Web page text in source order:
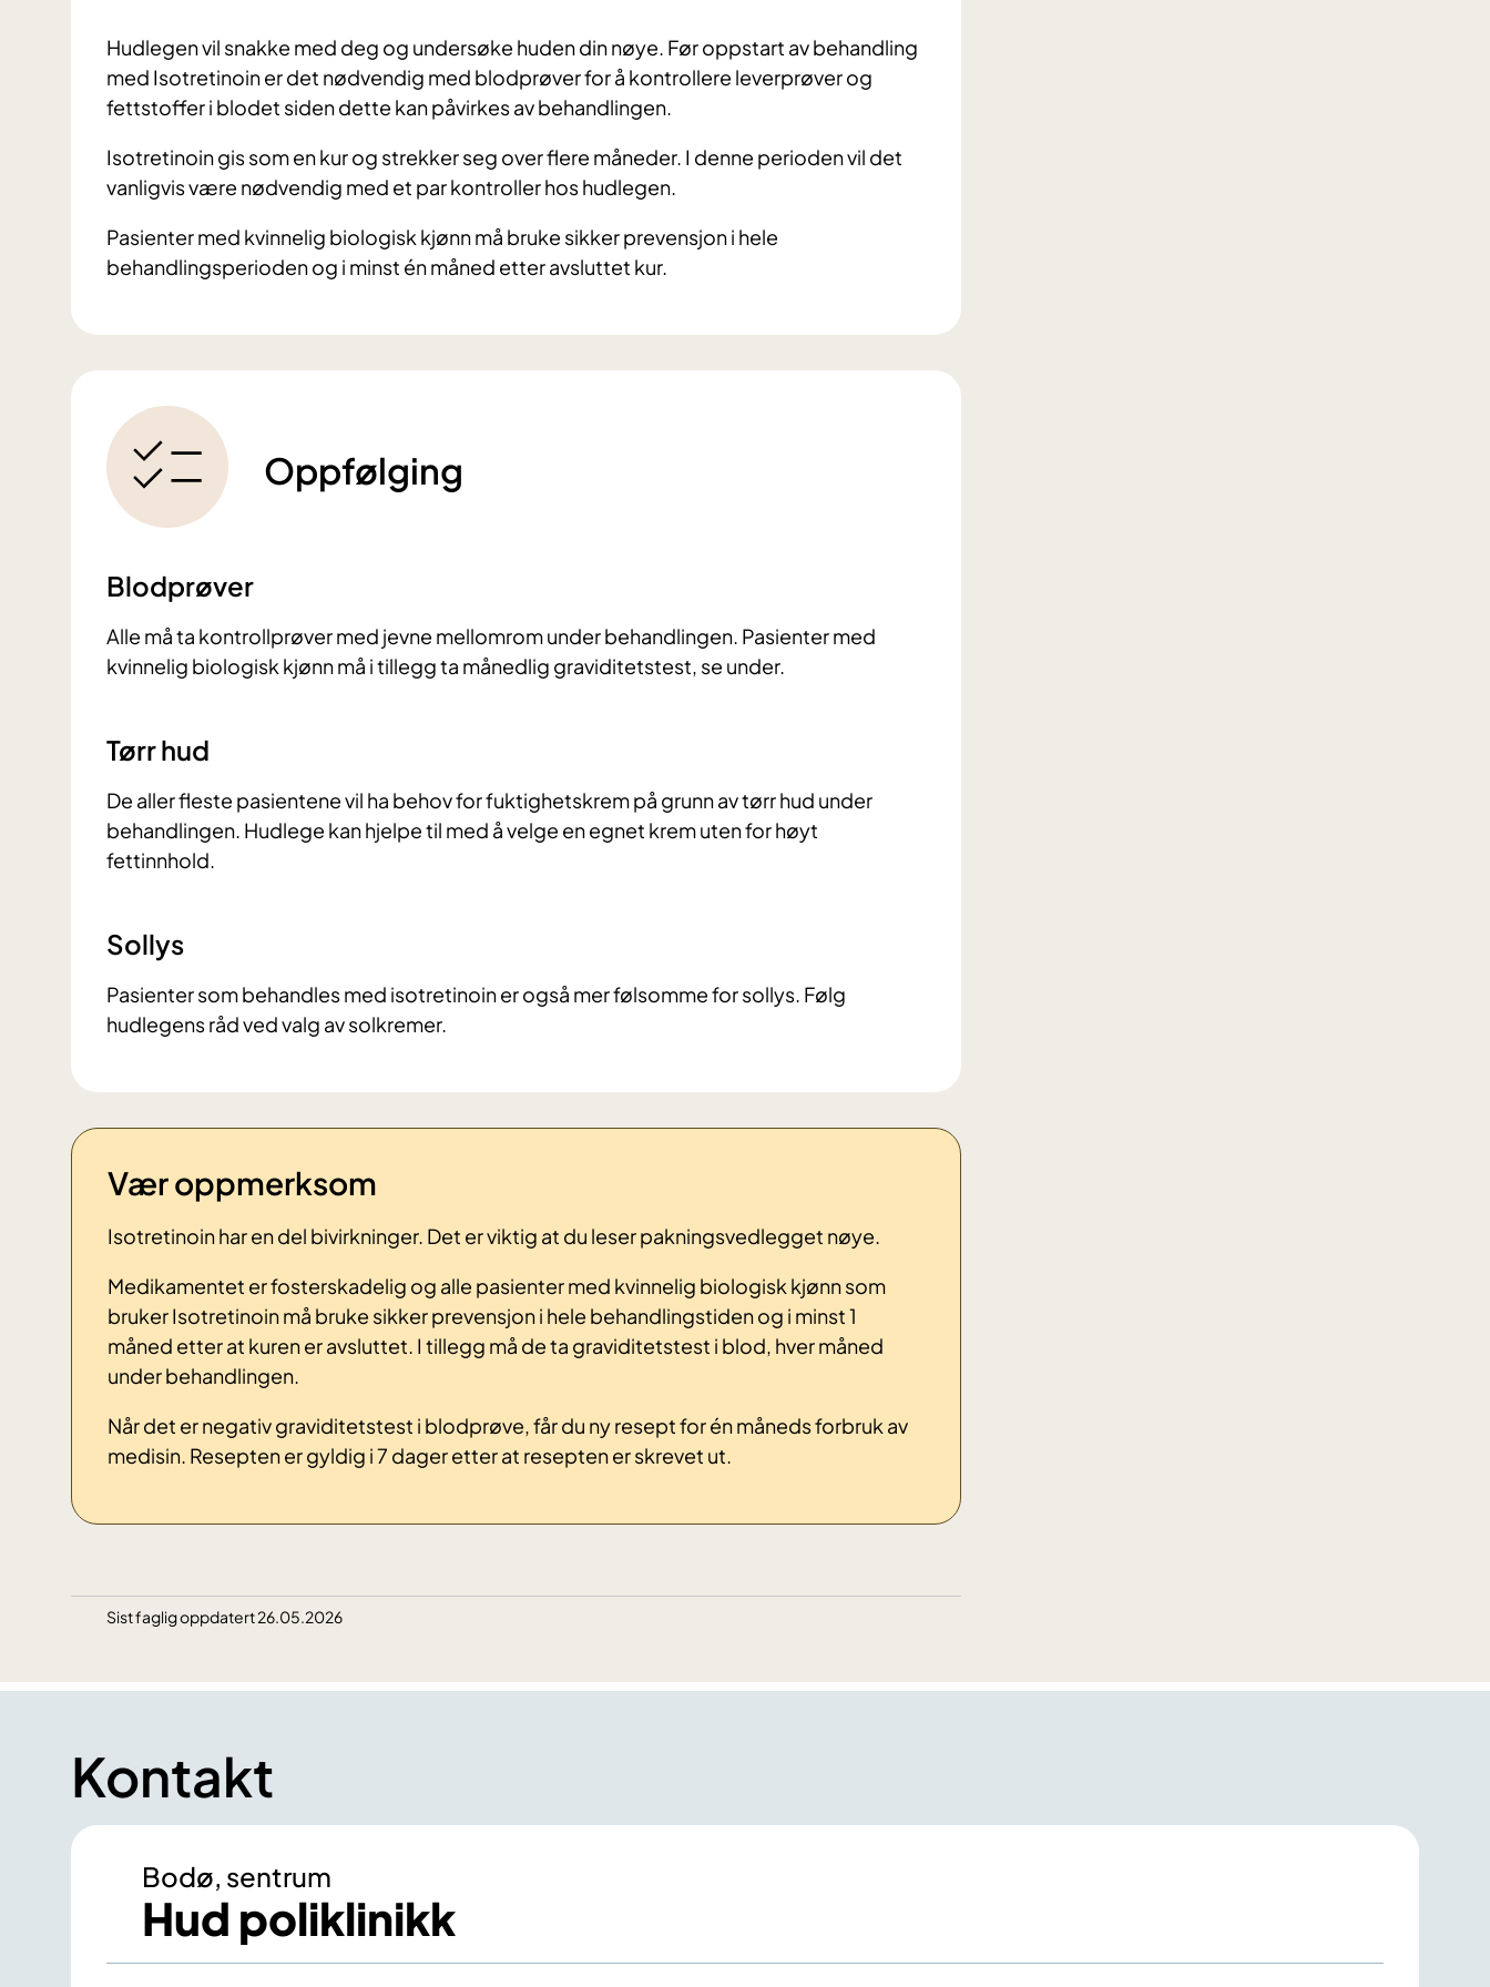
Hudlegen vil snakke med deg og undersøke huden din nøye. Før oppstart av behandling
med Isotretinoin er det nødvendig med blodprøver for å kontrollere leverprøver og
fettstoffer i blodet siden dette kan påvirkes av behandlingen.
Isotretinoin gis som en kur og strekker seg over flere måneder. I denne perioden vil det
vanligvis være nødvendig med et par kontroller hos hudlegen.
Pasienter med kvinnelig biologisk kjønn må bruke sikker prevensjon i hele
behandlingsperioden og i minst én måned etter avsluttet kur.
Oppfølging
Blodprøver
Alle må ta kontrollprøver med jevne mellomrom under behandlingen. Pasienter med
kvinnelig biologisk kjønn må i tillegg ta månedlig graviditetstest, se under.
Tørr hud
De aller fleste pasientene vil ha behov for fuktighetskrem på grunn av tørr hud under
behandlingen. Hudlege kan hjelpe til med å velge en egnet krem uten for høyt
fettinnhold.
Sollys
Pasienter som behandles med isotretinoin er også mer følsomme for sollys. Følg
hudlegens råd ved valg av solkremer.
Vær oppmerksom
Isotretinoin har en del bivirkninger. Det er viktig at du leser pakningsvedlegget nøye.
Medikamentet er fosterskadelig og alle pasienter med kvinnelig biologisk kjønn som
bruker Isotretinoin må bruke sikker prevensjon i hele behandlingstiden og i minst 1
måned etter at kuren er avsluttet. I tillegg må de ta graviditetstest i blod, hver måned
under behandlingen.
Når det er negativ graviditetstest i blodprøve, får du ny resept for én måneds forbruk av
medisin. Resepten er gyldig i 7 dager etter at resepten er skrevet ut.
Sist faglig oppdatert 26.05.2026
Kontakt
Bodø, sentrum
Hud poliklinikk